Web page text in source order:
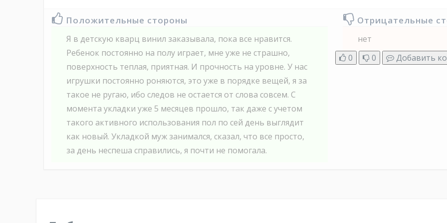
Положительные стороны
Я в детскую кварц винил заказывала, пока все нравится.
Ребенок постоянно на полу играет, мне уже не страшно,
поверхность теплая, приятная. И прочность на уровне. У нас
игрушки постоянно роняются, это уже в порядке вещей, я за
такое не ругаю, ибо следов не остается от слова совсем. С
момента укладки уже 5 месяцев прошло, так даже с учетом
такого активного использования пол по сей день выглядит
как новый. Укладкой муж занимался, сказал, что все просто,
за день неспеша справились, я почти не помогала.
Отрицательные
нет
0
0 Добавить